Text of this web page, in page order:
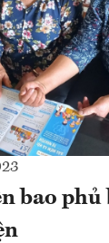
bao phủ